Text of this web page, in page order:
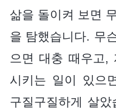
삶을 돌이켜 보면
을 탐했습니다. 무
으면 대충 때우고,
시키는 일이 있으
구질구질하게 살